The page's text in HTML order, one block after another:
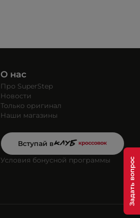
О нас
Про SuperStep
Новости
Только оригинал
Наши магазины
Вступай в
Условия бонусной программы